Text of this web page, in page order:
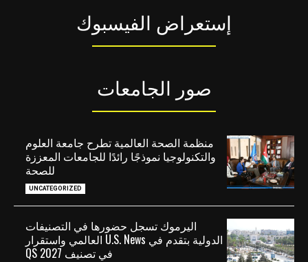
إستعراض الفيسبوك
صور الجامعات
منظمة الصحة العالمية تطرح جامعة العلوم
والتكنولوجيا نموذجًا رائدًا للجامعات المعززة
للصحة
UNCATEGORIZED
اليرموك تسجل حضورها في التصنيفات
الدولية بتقدم في U.S. News العالمي واستقرار
في تصنيف QS 2027